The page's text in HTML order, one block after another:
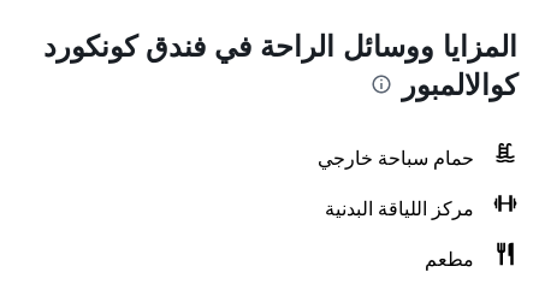
المزايا ووسائل الراحة في فندق كونكورد
كوالالمبور
حمام سباحة خارجي
مركز اللياقة البدنية
مطعم